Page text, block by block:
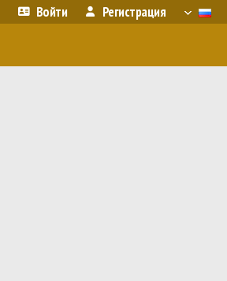
Войти Регистрация